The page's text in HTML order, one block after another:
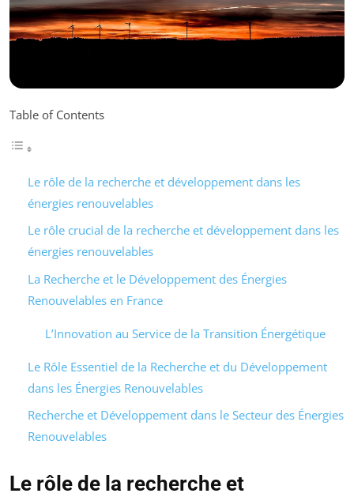
Table of Contents
Le rôle de la recherche et développement dans les
énergies renouvelables
Le rôle crucial de la recherche et développement dans les
énergies renouvelables
La Recherche et le Développement des Énergies
Renouvelables en France
L’Innovation au Service de la Transition Énergétique
Le Rôle Essentiel de la Recherche et du Développement
dans les Énergies Renouvelables
Recherche et Développement dans le Secteur des Énergies
Renouvelables
Le rôle de la recherche et